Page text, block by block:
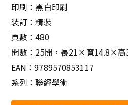
印刷：黑白印刷
裝訂：精裝
頁數：480
開數：25開，長21×寬14.8×高
EAN：9789570853117
系列：聯經學術